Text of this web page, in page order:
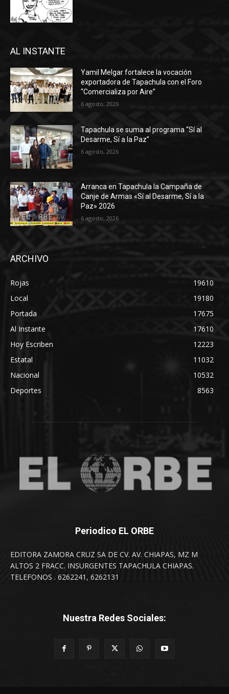
AL INSTANTE
Yamil Melgar fortalece la vocación
exportadora de Tapachula con el Foro
“Comercializa por Aire”
6 agosto, 2026
Tapachula se suma al programa “Sí al
Desarme, Sí a la Paz”
6 agosto, 2026
Arranca en Tapachula la Campaña de
Canje de Armas «Sí al Desarme, Sí a la
Paz» 2026
6 agosto, 2026
ARCHIVO
Rojas
19610
Local
19180
Portada
17675
Al Instante
17610
Hoy Escriben
12223
Estatal
11032
Nacional
10532
Deportes
8563
Periodico EL ORBE
EDITORA ZAMORA CRUZ SA DE CV. AV. CHIAPAS, MZ M
ALTOS 2 FRACC. INSURGENTES TAPACHULA CHIAPAS.
TELEFONOS . 6262241, 6262131
Nuestra Redes Sociales: